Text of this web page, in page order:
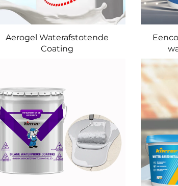
Aerogel Waterafstotende
Coating